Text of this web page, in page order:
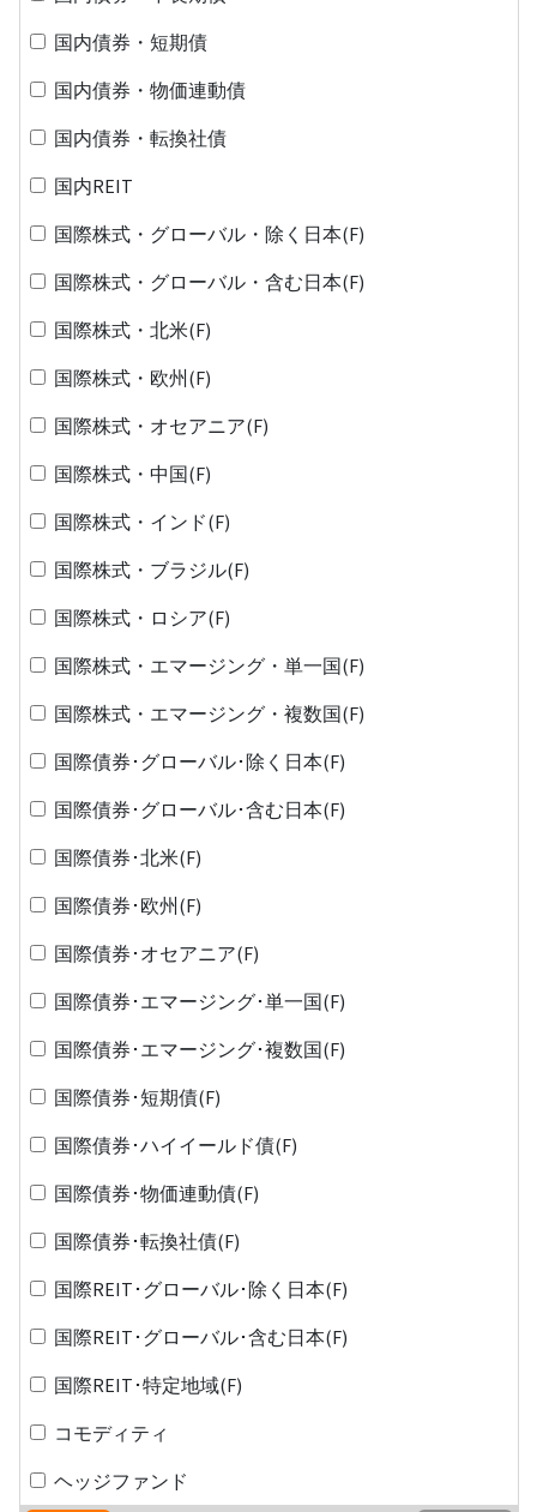
国内債券・短期債
国内債券・物価連動債
国内債券・転換社債
国内REIT
国際株式・グローバル・除く日本(F)
国際株式・グローバル・含む日本(F)
国際株式・北米(F)
国際株式・欧州(F)
国際株式・オセアニア(F)
国際株式・中国(F)
国際株式・インド(F)
国際株式・ブラジル(F)
国際株式・ロシア(F)
国際株式・エマージング・単一国(F)
国際株式・エマージング・複数国(F)
国際債券･グローバル･除く日本(F)
国際債券･グローバル･含む日本(F)
国際債券･北米(F)
国際債券･欧州(F)
国際債券･オセアニア(F)
国際債券･エマージング･単一国(F)
国際債券･エマージング･複数国(F)
国際債券･短期債(F)
国際債券･ハイイールド債(F)
国際債券･物価連動債(F)
国際債券･転換社債(F)
国際REIT･グローバル･除く日本(F)
国際REIT･グローバル･含む日本(F)
国際REIT･特定地域(F)
コモディティ
ヘッジファンド